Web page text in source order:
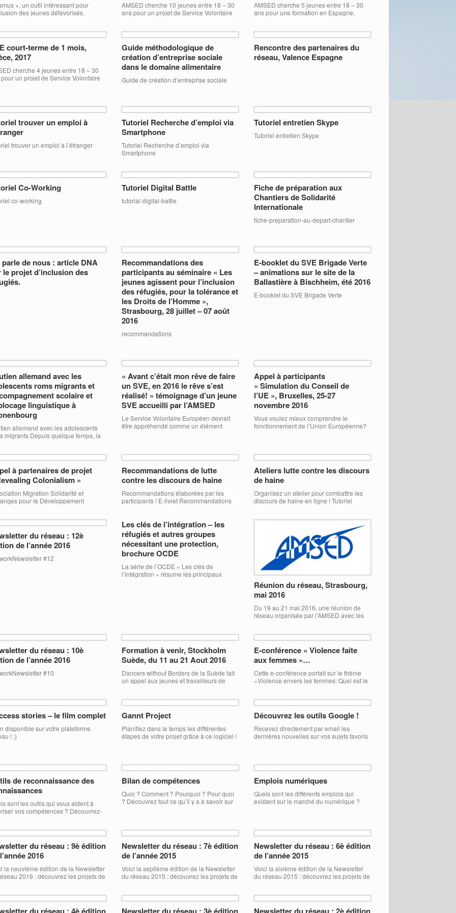
+, un outil intéressant pour
des jeunes défavorisés.
AMSED cherche 10 jeunes entre 18 – 30
ans pour un projet de Service Volontaire
Aménagement d’un potager horizontal sur
le toit du centre «Awaldi» accueillant des
enfants en situation de rues. Pour plus
d’infos, consulter la fiche technique: […]
AMSED cherche 5 jeunes entre 18 – 30
ans pour une formation en Espagne.
dans le cadre de la prise décision de
politique et d’être impactant. Date de la
formation : 23 février 2017 au 03 mars
2017 Lieu : Iscar Pour […]
court-terme de 1 mois,
2017
cherche 4 jeunes entre 18 – 30
un projet de Service Volontaire
du SVE : 1ère mobilité du 1er
mobilité du 1er Avril au 30 […]
Guide méthodologique de
création d’entreprise sociale
dans le domaine alimentaire
Guide de création d’entreprise sociale
Rencontre des partenaires du
réseau, Valence Espagne
trouver un emploi à
trouver un emploi à l’étranger
Tutoriel Recherche d’emploi via
Smartphone
Tutoriel Recherche d’emploi via
Smartphone
Tutoriel entretien Skype
Tutoriel entretien Skype
Co-Working
co-working
Tutoriel Digital Battle
tutorial-digital-battle
Fiche de préparation aux
Chantiers de Solidarité
Internationale
fiche-preparation-au-depart-chantier
parle de nous : article DNA
le projet d’inclusion des
Recommandations des
participants au séminaire « Les
jeunes agissent pour l’inclusion
des réfugiés, pour la tolérance et
les Droits de l’Homme »,
Strasbourg, 28 juillet – 07 août
2016
recommandations
E-booklet du SVE Brigade Verte
– animations sur le site de la
Ballastière à Bischheim, été 2016
E-booklet du SVE Brigade Verte
allemand avec les
roms migrants et
scolaire et
linguistique à
allemand avec les adolescents
migrants Depuis quelque temps, la
roms migrants de l’espace
projet a été développé en
avec l’association « Horizon
» qui effectue le travail social sur
[…]
« Avant c’était mon rêve de faire
un SVE, en 2016 le rêve s’est
réalisé! » témoignage d’un jeune
SVE accueilli par l’AMSED
Le Service Volontaire Européen devrait
être appréhendé comme un élément
je m’appelle Samy, j’ai 26 ans et je suis
l’association Graine de paix d’Oran. Je
suis en situation de handicap, je suis parti
Appel à participants
« Simulation du Conseil de
l’UE », Bruxelles, 25-27
novembre 2016
Vous voulez mieux comprendre le
fonctionnement de l’Union Européenne?
Bruxelles (ULB) organisent une simulation
l’opportunité de participer au processus
décisionnel de l’UE. De quoi s’agit-il? La
améliorer la compréhension […]
à partenaires de projet
Colonialism »
Migration Solidarité et
pour le Développement
(Sintra, Portugal), et la European
Meeting and Education Centre
(Weimar, Allemagne) vous invitent
partenaire dans un projet KA1
colonialism »), qui sera
Recommandations de lutte
contre les discours de haine
Recommandations élaborées par les
participants ! E-livret Recommandations
Ateliers lutte contre les discours
de haine
Organisez un atelier pour combattre les
discours de haine en ligne ! Tutoriel
du réseau : 12è
de l’année 2016
#12
Les clés de l’intégration – les
réfugiés et autres groupes
nécessitant une protection,
brochure OCDE
La série de l’OCDE « Les clés de
l’intégration » résume les principaux
en […]
Réunion du réseau, Strasbourg,
mai 2016
Du 19 au 21 mai 2016, une réunion de
réseau organisée par l’AMSED avec les
(Mirela RUSU, Act Integration), Estonie
(Riin LUKS, Youth Center Paide), Grèce
(Mohamed CHABOUNI, Solidarity Tracks)
et Maroc (Lotfi JOUDAR, Espace
à Strasbourg sous la direction de
Monsieur Djilali […]
du réseau : 10è
de l’année 2016
#10
Formation à venir, Stockholm
Suède, du 11 au 21 Aout 2016
Dancers without Borders de la Suède fait
un appel aux jeunes et travailleurs de
Palestine et le Maroc pour une formation
intitulée «Briser les barrières à travers la
danse: l’inclusion sociale et
professionnelle des jeunes ». Cette
formation va avoir lieu à Stockholm […]
E-conférence « Violence faite
aux femmes »…
Cette e-conférence portait sur le thème
«Violence envers les femmes: Quel est le
partenariat avec « Arrimage Good’iles » le
8 Mars 2016. La directrice de l’association
« Initiative Eco » en Guadeloupe a parlé
de toutes sortes de violence basée sur le
genre et […]
stories – le film complet
disponible sur votre plateforme
! ;)
Gannt Project
Planifiez dans le temps les différentes
étapes de votre projet grâce à ce logiciel !
Découvrez les outils Google !
Recevez directement par email les
dernières nouvelles sur vos sujets favoris
! Voici le tutoriel : Google Form La fenêtre
adresse, photos, horaires
: GoogleMyBusiness Découvrez les
nombreuses possibilité offertes […]
de reconnaissance des
sont les outils qui vous aident à
vos compétences ? Découvrez-
Bilan de compétences
Quoi ? Comment ? Pourquoi ? Pour quoi
? Découvrez tout ce qu’il y a à savoir sur
Emplois numériques
Quels sont les différents emplois qui
existent sur le marché du numérique ?
du réseau : 9è édition
2016
la neuvième édition de la Newsletter
2016 : découvrez les projets de
#9
Newsletter du réseau : 7è édition
de l’année 2015
Voici la septième édition de la Newsletter
du réseau 2015 : découvrez les projets de
NetworkNewsletter_2015 #7
Newsletter du réseau : 6è édition
de l’année 2015
Voici la sixième édition de la Newsletter
du réseau 2015 : découvrez les projets de
NetworkNewsletter_2015 #6